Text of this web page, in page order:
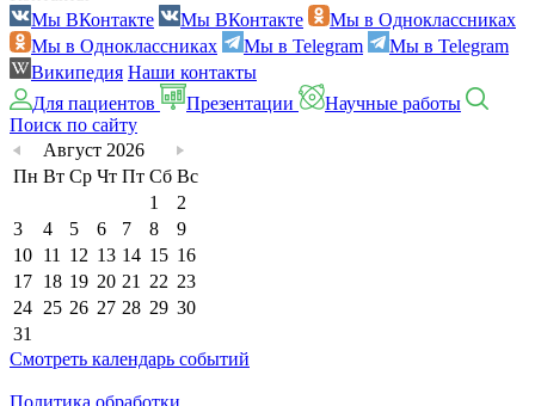
Мы ВКонтакте
Мы ВКонтакте
Мы в Одноклассниках
Мы в Одноклассниках
Мы в Telegram
Мы в Telegram
Википедия Наши контакты
Для пациентов
Презентации
Научные работы
Поиск по сайту
Август 2026
Пн Вт Ср Чт Пт Сб Вс
1
2
3
4 5 6 7 8
9
10 11 12 13 14 15 16
17 18 19 20 21 22 23
24 25 26 27 28 29 30
31
Смотреть календарь событий
Политика обработки